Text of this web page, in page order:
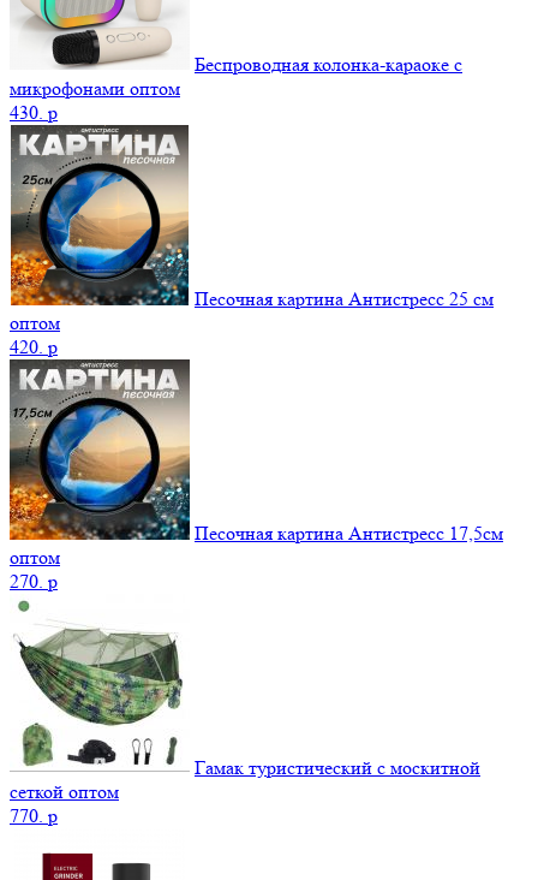
Беспроводная колонка-караоке с
микрофонами оптом
430. p
Песочная картина Антистресс 25 см
оптом
420. p
Песочная картина Антистресс 17,5см
оптом
270. p
Гамак туристический с москитной
сеткой оптом
770. p